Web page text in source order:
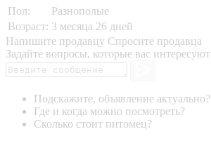
Пол:
Разнополые
Возраст: 3 месяца 26 дней
Напишите продавцу Спросите продавца
Задайте вопросы, которые вас интересуют
Подскажите, объявление актуально?
Где и когда можно посмотреть?
Сколько стоит питомец?